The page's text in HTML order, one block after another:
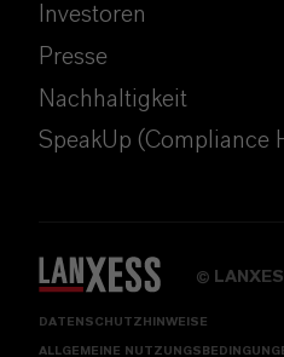
Investoren
Presse
Nachhaltigkeit
SpeakUp (Compliance
©
DATENSCHUTZHINWEISE
ALLGEMEINE